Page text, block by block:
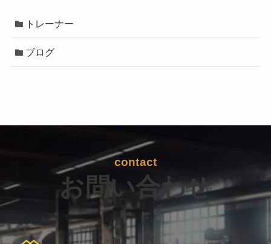
トレーナー
ブログ
contact
お問い合わせ